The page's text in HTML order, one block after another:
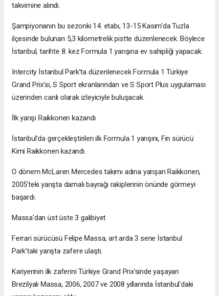
takvimine alındı.
Şampiyonanın bu sezonki 14. etabı, 13-15 Kasım'da Tuzla
ilçesinde bulunan 5,3 kilometrelik pistte düzenlenecek. Böylece
İstanbul, tarihte 8. kez Formula 1 yarışına ev sahipliği yapacak.
Intercity İstanbul Park’ta düzenlenecek Formula 1 Türkiye
Grand Prix'si, S Sport ekranlarından ve S Sport Plus uygulaması
üzerinden canlı olarak izleyiciyle buluşacak.
İlk yarışı Raikkonen kazandı
İstanbul'da gerçekleştirilen ilk Formula 1 yarışını, Fin sürücü
Kimi Raikkonen kazandı.
O dönem McLaren Mercedes takımı adına yarışan Raikkonen,
2005'teki yarışta damalı bayrağı rakiplerinin önünde görmeyi
başardı.
Massa'dan üst üste 3 galibiyet
Ferrari sürücüsü Felipe Massa, art arda 3 sene İstanbul
Park'taki yarışta zafere ulaştı.
Kariyerinin ilk zaferini Türkiye Grand Prix'sinde yaşayan
Brezilyalı Massa, 2006, 2007 ve 2008 yıllarında İstanbul'daki